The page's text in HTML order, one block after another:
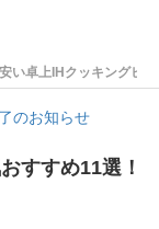
安い卓上IHクッキングヒ
のお知らせ
すすめ11選！